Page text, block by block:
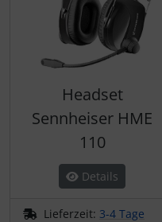
Headset
Sennheiser HME
110
Details
Lieferzeit: 3-4 Tage